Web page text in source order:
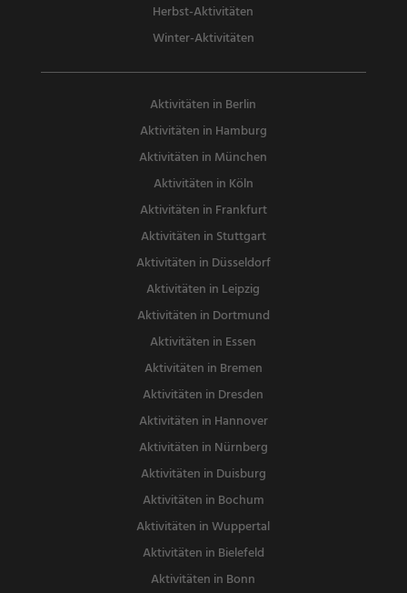
Herbst-Aktivitäten
Winter-Aktivitäten
Aktivitäten in Berlin
Aktivitäten in Hamburg
Aktivitäten in München
Aktivitäten in Köln
Aktivitäten in Frankfurt
Aktivitäten in Stuttgart
Aktivitäten in Düsseldorf
Aktivitäten in Leipzig
Aktivitäten in Dortmund
Aktivitäten in Essen
Aktivitäten in Bremen
Aktivitäten in Dresden
Aktivitäten in Hannover
Aktivitäten in Nürnberg
Aktivitäten in Duisburg
Aktivitäten in Bochum
Aktivitäten in Wuppertal
Aktivitäten in Bielefeld
Aktivitäten in Bonn